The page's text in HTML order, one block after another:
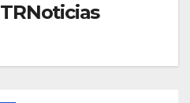
TRNoticias